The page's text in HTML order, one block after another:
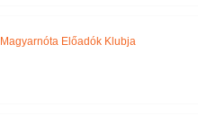
Magyarnóta Előadók Klubja